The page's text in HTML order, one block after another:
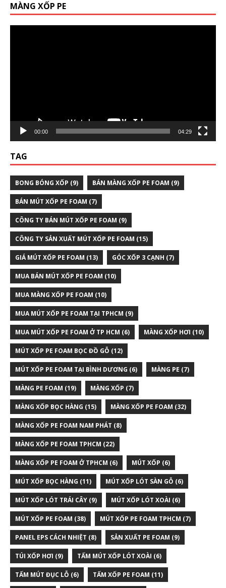
MÀNG XỐP PE
00:00 04:29
TAG
BONG BÓNG XỐP (9) BÁN MÀNG XỐP PE FOAM (9)
BÁN MÚT XỐP PE FOAM (7)
CÔNG TY BÁN MÚT XỐP PE FOAM (9)
CÔNG TY SẢN XUẤT MÚT XỐP PE FOAM (15)
GIÁ MÚT XỐP PE FOAM (13) GÓC XỐP 3 CẠNH (7)
MUA BÁN MÚT XỐP PE FOAM (10)
MUA MÀNG XỐP PE FOAM (10)
MUA MÚT XỐP PE FOAM TẠI TPHCM (9)
MUA MÚT XỐP PE FOAM Ở TP HCM (6) MÀNG XỐP HƠI (10)
MÚT XỐP PE FOAM BỌC ĐỒ GỖ (12)
MÚT XỐP PE FOAM TẠI BÌNH DƯƠNG (6) MÀNG PE (7)
MÀNG PE FOAM (19) MÀNG XỐP (7)
MÀNG XỐP BỌC HÀNG (15) MÀNG XỐP PE FOAM (32)
MÀNG XỐP PE FOAM NAM PHÁT (8)
MÀNG XỐP PE FOAM TPHCM (22)
MÀNG XỐP PE FOAM Ở TPHCM (6) MÚT XỐP (6)
MÚT XỐP BỌC HÀNG (11) MÚT XỐP LÓT SÀN GỖ (6)
MÚT XỐP LÓT TRÁI CÂY (9) MÚT XỐP LÓT XOÀI (6)
MÚT XỐP PE FOAM (38) MÚT XỐP PE FOAM TPHCM (7)
PANEL EPS CÁCH NHIỆT (8) SẢN XUẤT PE FOAM (9)
TÚI XỐP HƠI (9) TẤM MÚT XỐP LÓT XOÀI (6)
TẤM MÚT ĐỤC LỖ (6) TẤM XỐP PE FOAM (11)